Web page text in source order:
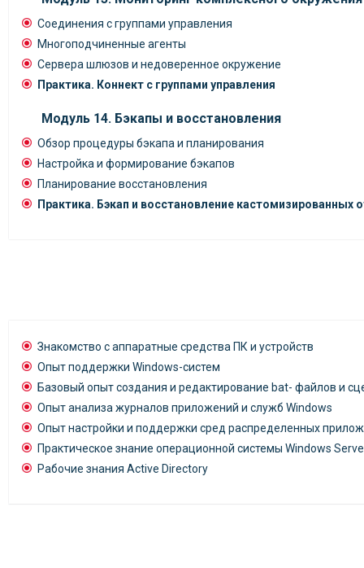
Соединения с группами управления
Многоподчиненные агенты
Сервера шлюзов и недоверенное окружение
Практика. Коннект с группами управления
Модуль 14. Бэкапы и восстановления
Обзор процедуры бэкапа и планирования
Настройка и формирование бэкапов
Планирование восстановления
Практика. Бэкап и восстановление кастомизированных
Знакомство с аппаратные средства ПК и устройств
Опыт поддержки Windows-систем
Базовый опыт создания и редактирование bat- файлов и
Опыт анализа журналов приложений и служб Windows
Опыт настройки и поддержки сред распределенных
Практическое знание операционной системы Windows
Рабочие знания Active Directory